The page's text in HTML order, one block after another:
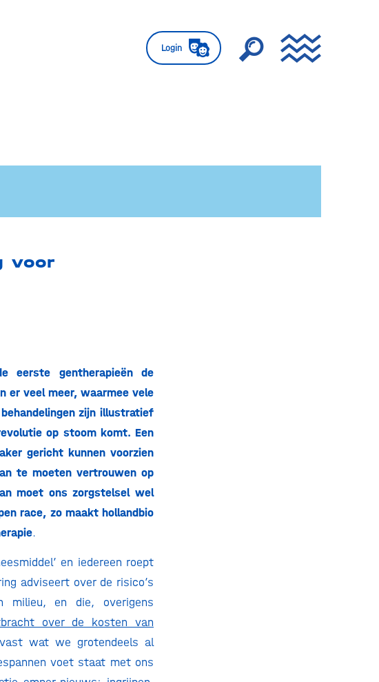
Login
voor
eerste gentherapieën de
er veel meer, waarmee vele
zijn illustratief
op stoom komt. Een
gericht kunnen voorzien
te moeten vertrouwen op
moet ons zorgstelsel wel
race, zo maakt hollandbio
.
en iedereen roept
adviseert over de risico’s
milieu, en die, overigens
over de kosten van
wat we grotendeels al
voet staat met ons